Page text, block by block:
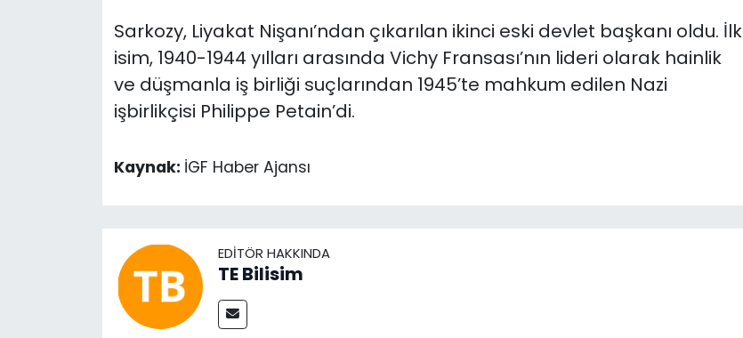
Sarkozy, Liyakat Nişanı’ndan çıkarılan ikinci eski devlet başkanı oldu. İlk
isim, 1940-1944 yılları arasında Vichy Fransası’nın lideri olarak hainlik
ve düşmanla iş birliği suçlarından 1945’te mahkum edilen Nazi
işbirlikçisi Philippe Petain’di.
Kaynak: İGF Haber Ajansı
EDITÖR HAKKINDA
TE Bilisim